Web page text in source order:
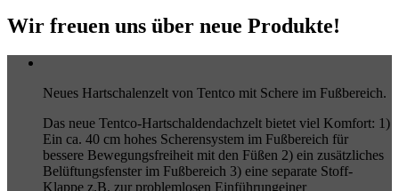
Wir freuen uns über neue Produkte!
Neues Hartschalenzelt von Tentco mit Schere im Fußbereich.
Das neue Tentco-Hartschaldendachzelt bietet viel Komfort: 1)
Ein ca. 40 cm hohes Scherensystem im Fußbereich für
bessere Bewegungsfreiheit mit den Füßen 2) ein zusätzliches
Belüftungsfenster im Fußbereich 3) eine separate Stoff-
Klappe z.B. zur problemlosen Einführungeiner